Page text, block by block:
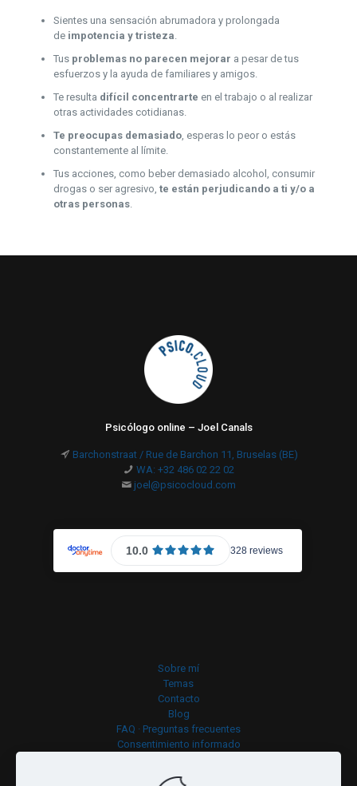
Sientes una sensación abrumadora y prolongada
de impotencia y tristeza.
Tus problemas no parecen mejorar a pesar de tus
esfuerzos y la ayuda de familiares y amigos.
Te resulta difícil concentrarte en el trabajo o al realizar
otras actividades cotidianas.
Te preocupas demasiado, esperas lo peor o estás
constantemente al límite.
Tus acciones, como beber demasiado alcohol, consumir
drogas o ser agresivo, te están perjudicando a ti y/o a
otras personas.
Psicólogo online – Joel Canals
Barchonstraat / Rue de Barchon 11, Bruselas (BE)
WA: +32 486 02 22 02
joel@psicocloud.com
Sobre mí
Temas
Contacto
Blog
FAQ · Preguntas frecuentes
Consentimiento informado